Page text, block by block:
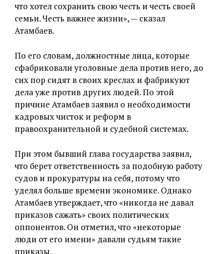
что хотел сохранить свою честь и честь своей
семьи. Честь важнее жизни», — сказал
Атамбаев.
По его словам, должностные лица, которые
сфабриковали уголовные дела против него, до
сих пор сидят в своих креслах и фабрикуют
дела уже против других людей. По этой
причине Атамбаев заявил о необходимости
кадровых чисток и реформ в
правоохранительной и судебной системах.
При этом бывший глава государства заявил,
что берет ответственность за подобную работу
судов и прокуратуры на себя, потому что
уделял больше времени экономике. Однако
Атамбаев утверждает, что «никогда не давал
приказов сажать» своих политических
оппонентов. Он отметил, что «некоторые
люди от его имени» давали судьям такие
приказы.